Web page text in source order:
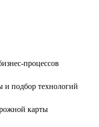
процессов
и подбор технологий
карты